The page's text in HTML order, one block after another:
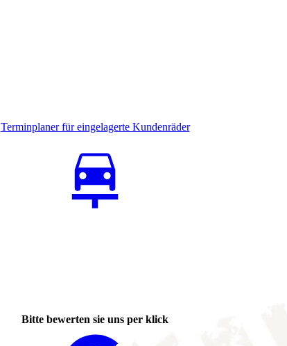
Terminplaner für eingelagerte Kundenräder
Bitte bewerten sie uns per klick